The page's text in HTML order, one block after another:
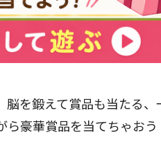
を鍛えて賞品も当たる、
豪華賞品を当てちゃおう